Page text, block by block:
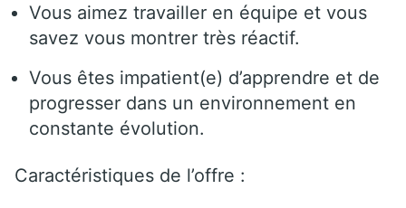
Vous aimez travailler en équipe et vous
savez vous montrer très réactif.
Vous êtes impatient(e) d’apprendre et de
progresser dans un environnement en
constante évolution.
Caractéristiques de l’offre :